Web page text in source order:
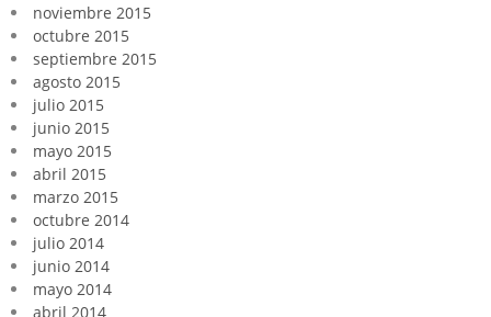
noviembre 2015
octubre 2015
septiembre 2015
agosto 2015
julio 2015
junio 2015
mayo 2015
abril 2015
marzo 2015
octubre 2014
julio 2014
junio 2014
mayo 2014
abril 2014